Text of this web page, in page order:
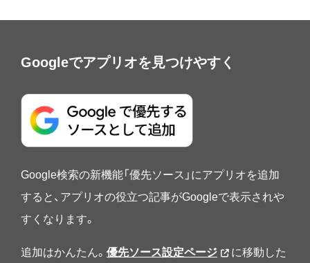
Googleでアプリオを見つけやすく
Google検索の新機能「優先ソース」にアプリオを追加
すると、アプリオの役立つ記事がGoogleで表示されや
すくなります。
追加はかんたん。 優先ソース設定ページ に移動した